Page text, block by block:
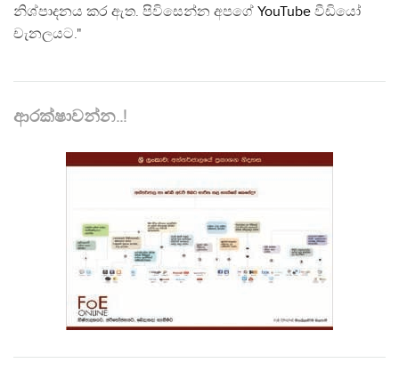
නිශ්පාදනය කර ඇත. පිවිසෙන්න අපගේ YouTube වීඩියෝ
චැනලයට."
ආරක්ෂාවන්න..!